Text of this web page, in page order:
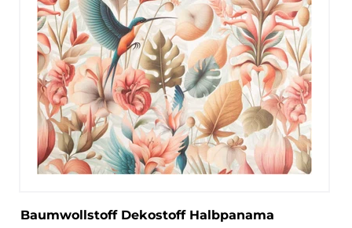
Baumwollstoff Dekostoff Halbpanama